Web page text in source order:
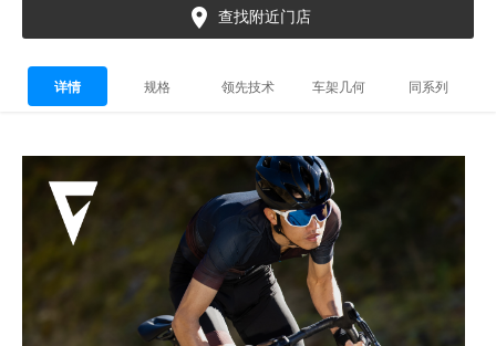
 查找附近门店
详情 规格 领先技术 车架几何 同系列